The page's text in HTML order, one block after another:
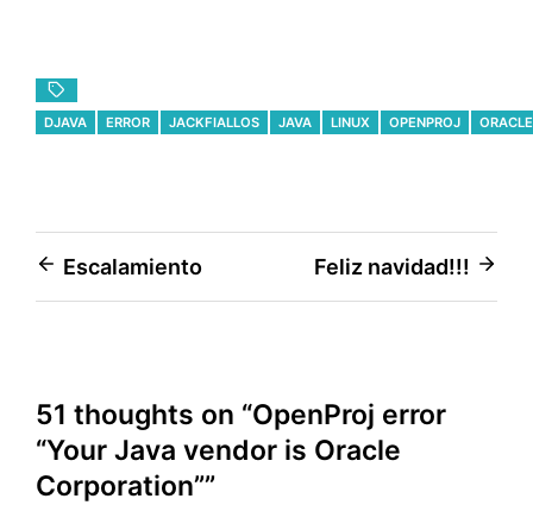
DJAVA ERROR JACKFIALLOS JAVA LINUX OPENPROJ ORACLE
Navegación
de
Escalamiento Feliz navidad!!!
51 thoughts on “OpenProj error
“Your Java vendor is Oracle
Corporation””